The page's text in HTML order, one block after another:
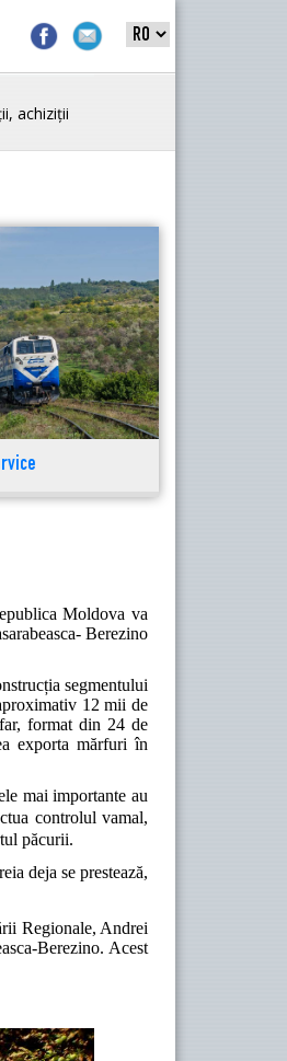
achiziții
Moldova va
Berezino
segmentului
12 mii de
format din 24 de
exporta mărfuri în
mai importante au
controlul vamal,
păcurii.
deja se prestează,
Regionale, Andrei
Berezino. Acest